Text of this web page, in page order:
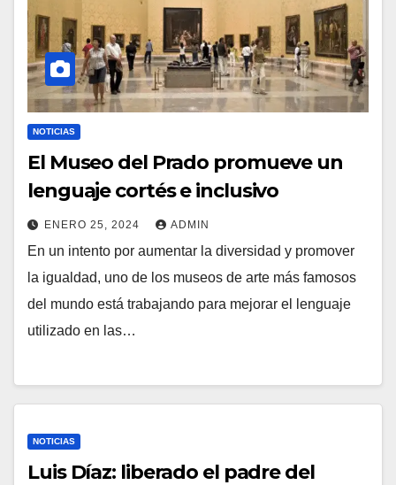
NOTICIAS
El Museo del Prado promueve un
lenguaje cortés e inclusivo
ENERO 25, 2024 ADMIN
En un intento por aumentar la diversidad y promover
la igualdad, uno de los museos de arte más famosos
del mundo está trabajando para mejorar el lenguaje
utilizado en las…
NOTICIAS
Luis Díaz: liberado el padre del